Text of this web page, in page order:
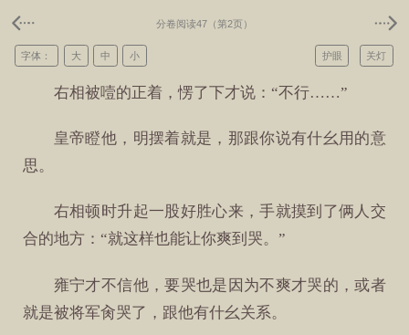
分卷阅读47（第2页）
关灯
护眼
字体： 大 中 小
右相被噎的正着，愣了下才说：“不行……”
皇帝瞪他，明摆着就是，那跟你说有什幺用的意
思。
右相顿时升起一股好胜心来，手就摸到了俩人交
合的地方：“就这样也能让你爽到哭。”
雍宁才不信他，要哭也是因为不爽才哭的，或者
就是被将军肏哭了，跟他有什幺关系。